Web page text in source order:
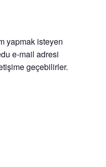
yapmak isteyen
e-mail adresi
geçebilirler.